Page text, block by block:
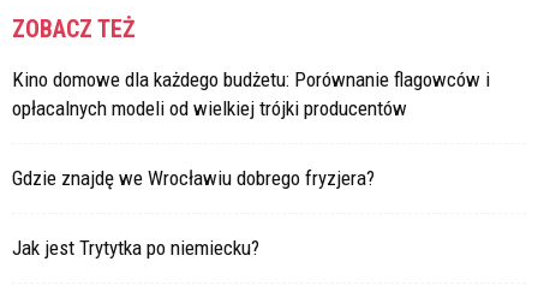
ZOBACZ TEŻ
Kino domowe dla każdego budżetu: Porównanie flagowców i
opłacalnych modeli od wielkiej trójki producentów
Gdzie znajdę we Wrocławiu dobrego fryzjera?
Jak jest Trytytka po niemiecku?